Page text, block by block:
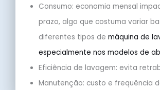
Consumo: economia mensal
prazo, algo que costuma variar
diferentes tipos de máquina de
especialmente nos modelos de
Eficiência de lavagem: evita
Manutenção: custo e frequência